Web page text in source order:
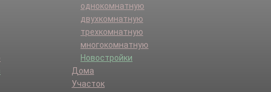
однокомнатную
двухкомнатную
трехкомнатную
многокомнатную
Новостройки
Дома
Участок